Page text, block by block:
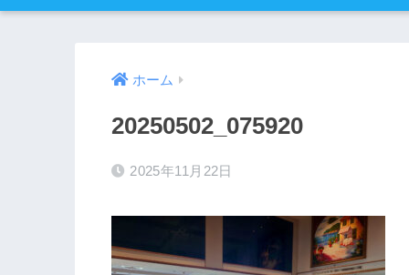
ホーム
20250502_075920
2025年11月22日